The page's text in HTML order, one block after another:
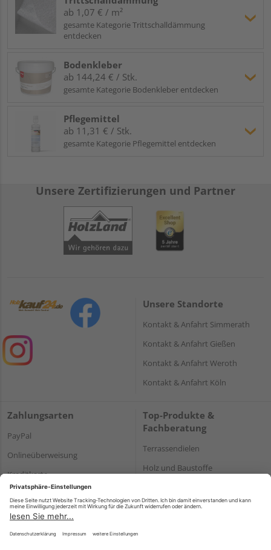
ab 1,07 € / m²
gesamte Kategorie Trittschalldämmung
entdecken
Bodenkleber
ab 144,24 € / Stk.
gesamte Kategorie Bodenkleber entdecken
Pflegemittel
ab 11,31 € / Stk.
gesamte Kategorie Pflegemittel entdecken
Unsere Zertifizierungen und Partner
Unsere Standorte
Kontakt & Anfahrt Simmerath
Kontakt & Anfahrt Gießen
Kontakt & Anfahrt Weroth
Kontakt & Anfahrt Köln
Zahlungsarten
PayPal
Onlineüberweisung
Kreditkarte
Rechnung*
*Bonität vorausgesetzt
Top-Produkte &
Fachberatung
Terrassendielen
Holz und Baustoffe